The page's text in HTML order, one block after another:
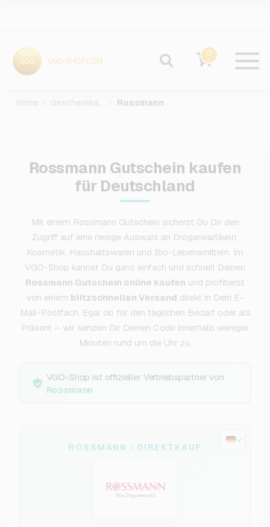
0
Home Geschenkkarten Rossmann
Rossmann Gutschein kaufen
für Deutschland
Mit einem Rossmann Gutschein sicherst Du Dir den
Zugriff auf eine riesige Auswahl an Drogerieartikeln,
Kosmetik, Haushaltswaren und Bio-Lebensmitteln. Im
VGO-Shop kannst Du ganz einfach und schnell Deinen
Rossmann Gutschein online kaufen und profitierst
von einem blitzschnellen Versand direkt in Dein E-
Mail-Postfach. Egal ob für den täglichen Bedarf oder als
Präsent – wir senden Dir Deinen Code innerhalb weniger
Minuten rund um die Uhr zu.
VGO-Shop ist offizieller Vertriebspartner von
Rossmann
ROSSMANN - DIREKTKAUF